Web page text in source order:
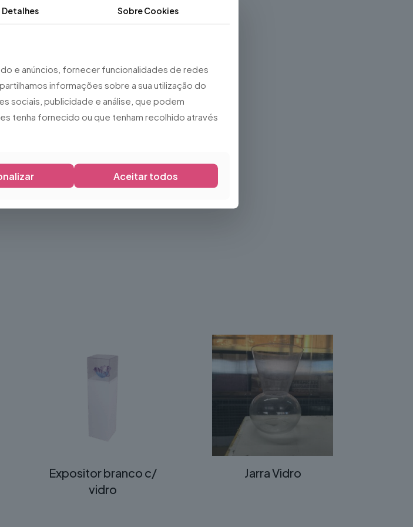
Expositor branco c/
vidro
Jarra Vidro
Detalhes SobreCookies
e anúncios, fornecer funcionalidades de redes
informações sobre a sua utilização do
sociais, publicidade e análise, que podem
tenha fornecido ou que tenham recolhido através
Aceitar todos